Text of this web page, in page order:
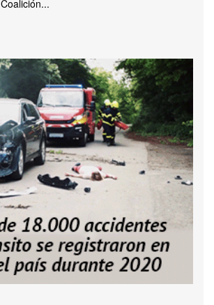
Coalición...